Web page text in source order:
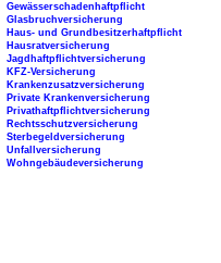
Gewässerschadenhaftpflicht
Glasbruchversicherung
Haus- und Grundbesitzerhaftpflicht
Hausratversicherung
Jagdhaftpflichtversicherung
KFZ-Versicherung
Krankenzusatzversicherung
Private Krankenversicherung
Privathaftpflichtversicherung
Rechtsschutzversicherung
Sterbegeldversicherung
Unfallversicherung
Wohngebäudeversicherung